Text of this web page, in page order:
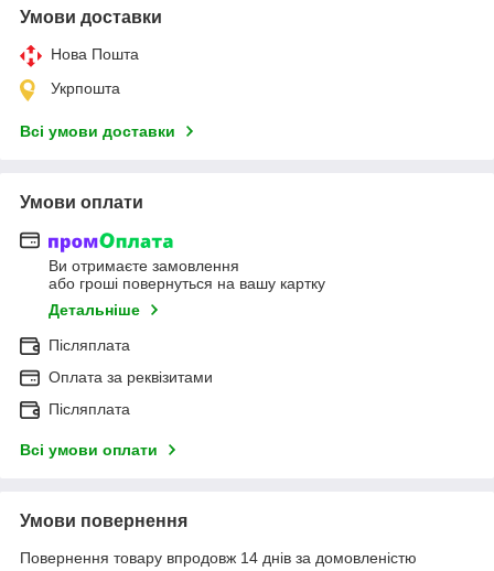
Умови доставки
Нова Пошта
Укрпошта
Всі умови доставки
Умови оплати
Ви отримаєте замовлення
або гроші повернуться на вашу картку
Детальніше
Післяплата
Оплата за реквізитами
Післяплата
Всі умови оплати
Умови повернення
Повернення товару впродовж 14 днів за домовленістю